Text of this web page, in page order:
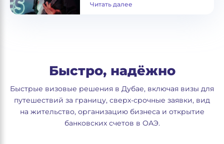
Читать далее
Быстро, надёжно
Быстрые визовые решения в Дубае, включая визы для
путешествий за границу, сверх-срочные заявки, вид
на жительство, организацию бизнеса и открытие
банковских счетов в ОАЭ.